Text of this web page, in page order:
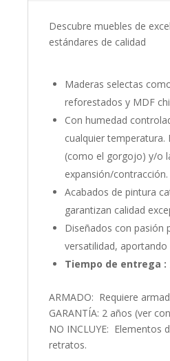
Descubre muebles de
estándares de calidad
Maderas selectas
reforestados y MDF
Con humedad
cualquier temperatura.
(como el gorgojo) y/o
expansión/contracción.
Acabados de pintura
garantizan calidad
Diseñados con pasión
versatilidad,
Tiempo de entrega :
ARMADO: Requiere
GARANTÍA: 2 años (ver
NO INCLUYE: Elementos
retratos.